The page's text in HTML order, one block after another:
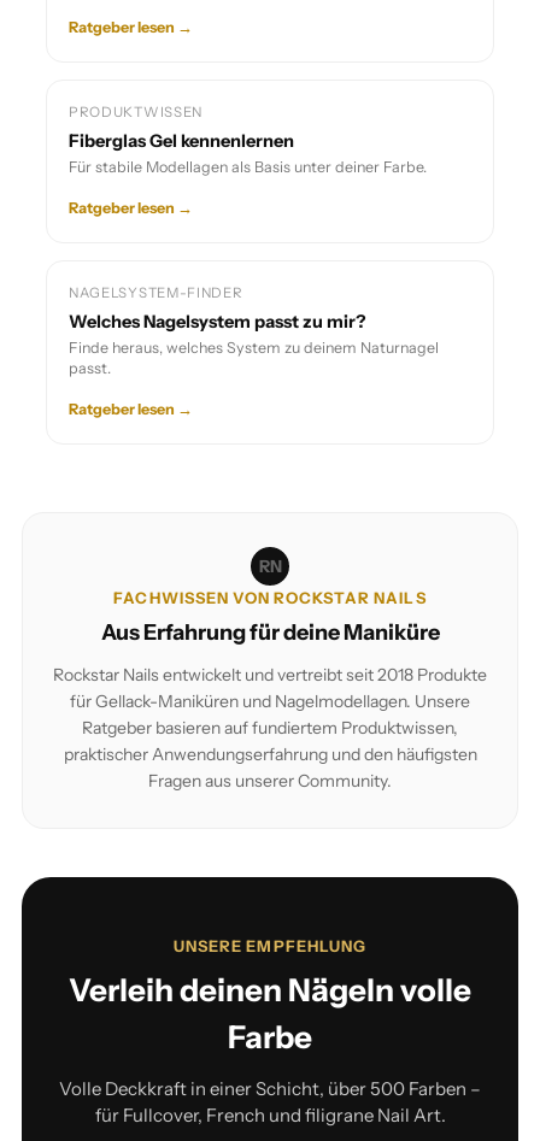
Ratgeber lesen →
PRODUKTWISSEN
Fiberglas Gel kennenlernen
Für stabile Modellagen als Basis unter deiner Farbe.
Ratgeber lesen →
NAGELSYSTEM-FINDER
Welches Nagelsystem passt zu mir?
Finde heraus, welches System zu deinem Naturnagel
passt.
Ratgeber lesen →
RN
FACHWISSEN VON ROCKSTAR NAILS
Aus Erfahrung für deine Maniküre
Rockstar Nails entwickelt und vertreibt seit 2018 Produkte
für Gellack-Maniküren und Nagelmodellagen. Unsere
Ratgeber basieren auf fundiertem Produktwissen,
praktischer Anwendungserfahrung und den häufigsten
Fragen aus unserer Community.
UNSERE EMPFEHLUNG
Verleih deinen Nägeln volle
Farbe
Volle Deckkraft in einer Schicht, über 500 Farben –
für Fullcover, French und filigrane Nail Art.